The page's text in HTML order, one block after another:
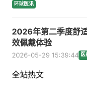
环球医讯
2026年第二季度舒
效佩戴体验
2026-05-29 15:39:44 医
全站热文